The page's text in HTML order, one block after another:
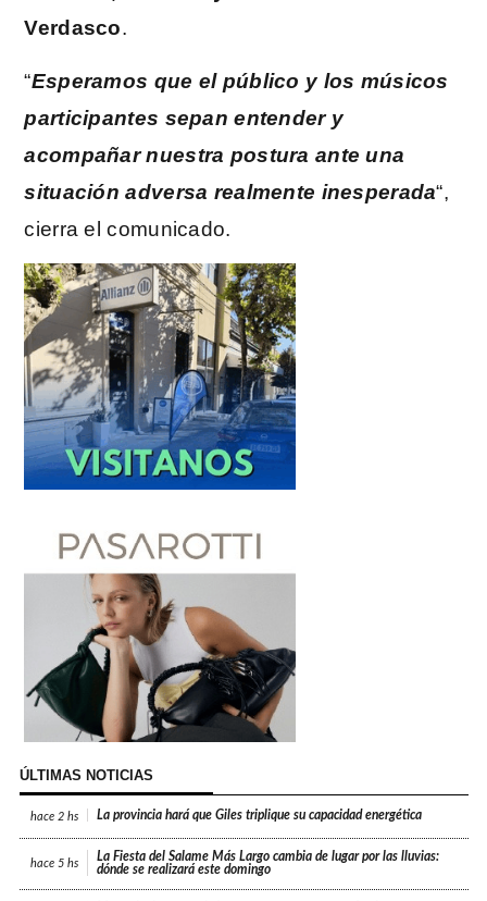
Verdasco.
“Esperamos que el público y los músicos
participantes sepan entender y
acompañar nuestra postura ante una
situación adversa realmente inesperada“,
cierra el comunicado.
ÚLTIMAS NOTICIAS
hace 2 hs La provincia hará que Giles triplique su capacidad energética
hace 5 hs
La Fiesta del Salame Más Largo cambia de lugar por las lluvias:
dónde se realizará este domingo